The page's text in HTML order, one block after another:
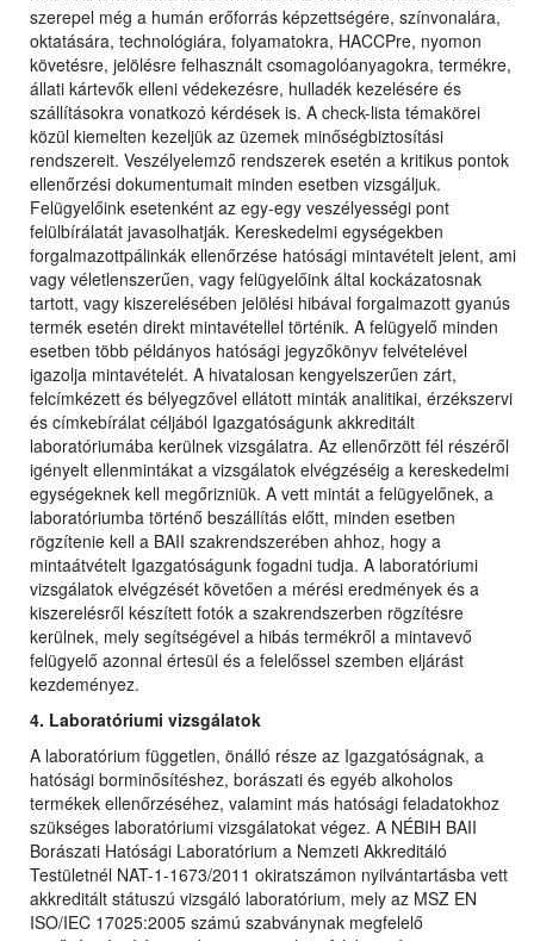
szerepel még a humán erőforrás képzettségére, színvonalára,
oktatására, technológiára, folyamatokra, HACCPre, nyomon
követésre, jelölésre felhasznált csomagolóanyagokra, termékre,
állati kártevők elleni védekezésre, hulladék kezelésére és
szállításokra vonatkozó kérdések is. A check-lista témakörei
közül kiemelten kezeljük az üzemek minőségbiztosítási
rendszereit. Veszélyelemző rendszerek esetén a kritikus pontok
ellenőrzési dokumentumait minden esetben vizsgáljuk.
Felügyelőink esetenként az egy-egy veszélyességi pont
felülbírálatát javasolhatják. Kereskedelmi egységekben
forgalmazottpálinkák ellenőrzése hatósági mintavételt jelent, ami
vagy véletlenszerűen, vagy felügyelőink által kockázatosnak
tartott, vagy kiszerelésében jelölési hibával forgalmazott gyanús
termék esetén direkt mintavétellel történik. A felügyelő minden
esetben több példányos hatósági jegyzőkönyv felvételével
igazolja mintavételét. A hivatalosan kengyelszerűen zárt,
felcímkézett és bélyegzővel ellátott minták analitikai, érzékszervi
és címkebírálat céljából Igazgatóságunk akkreditált
laboratóriumába kerülnek vizsgálatra. Az ellenőrzött fél részéről
igényelt ellenmintákat a vizsgálatok elvégzéséig a kereskedelmi
egységeknek kell megőrizniük. A vett mintát a felügyelőnek, a
laboratóriumba történő beszállítás előtt, minden esetben
rögzítenie kell a BAII szakrendszerében ahhoz, hogy a
mintaátvételt Igazgatóságunk fogadni tudja. A laboratóriumi
vizsgálatok elvégzését követően a mérési eredmények és a
kiszerelésről készített fotók a szakrendszerben rögzítésre
kerülnek, mely segítségével a hibás termékről a mintavevő
felügyelő azonnal értesül és a felelőssel szemben eljárást
kezdeményez.
4. Laboratóriumi vizsgálatok
A laboratórium független, önálló része az Igazgatóságnak, a
hatósági borminősítéshez, borászati és egyéb alkoholos
termékek ellenőrzéséhez, valamint más hatósági feladatokhoz
szükséges laboratóriumi vizsgálatokat végez. A NÉBIH BAII
Borászati Hatósági Laboratórium a Nemzeti Akkreditáló
Testületnél NAT-1-1673/2011 okiratszámon nyilvántartásba vett
akkreditált státuszú vizsgáló laboratórium, mely az MSZ EN
ISO/IEC 17025:2005 számú szabványnak megfelelő